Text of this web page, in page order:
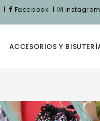
| Facebook | Instagram
ACCESORIOS Y